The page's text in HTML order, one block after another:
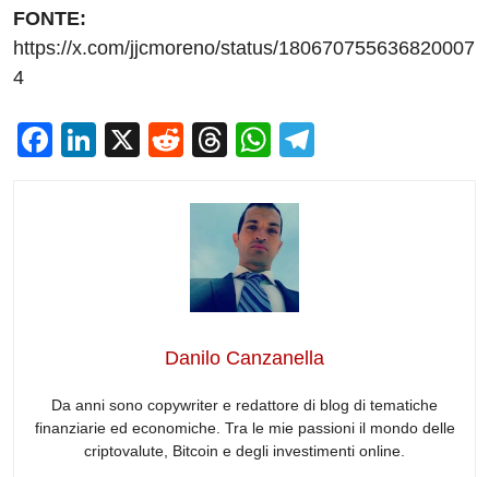
FONTE:
https://x.com/jjcmoreno/status/180670755636820007
4
F
Li
X
R
d
di
t
T
e
a
d
s
W
at
s
A
p
p
Danilo Canzanella
Da anni sono copywriter e redattore di blog di tematiche
finanziarie ed economiche. Tra le mie passioni il mondo delle
criptovalute, Bitcoin e degli investimenti online.